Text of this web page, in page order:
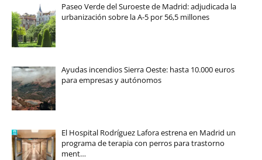
Paseo Verde del Suroeste de Madrid: adjudicada la
urbanización sobre la A-5 por 56,5 millones
Ayudas incendios Sierra Oeste: hasta 10.000 euros
para empresas y autónomos
El Hospital Rodríguez Lafora estrena en Madrid un
programa de terapia con perros para trastorno
ment…